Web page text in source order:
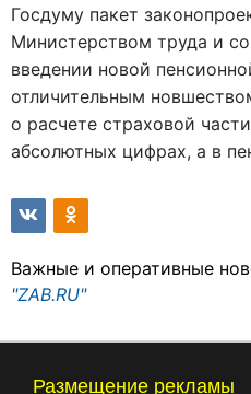
Госдуму пакет
Министерством труда и
введении новой
отличительным
о расчете страховой
абсолютных цифрах, а в
Важные и оперативные
"ZAB.RU"
Размещение рекламы